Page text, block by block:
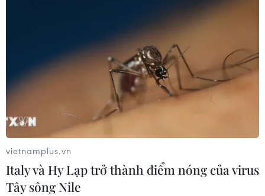
vietnamplus.vn
Italy và Hy Lạp trở thành điểm nóng của virus
Tây sông Nile